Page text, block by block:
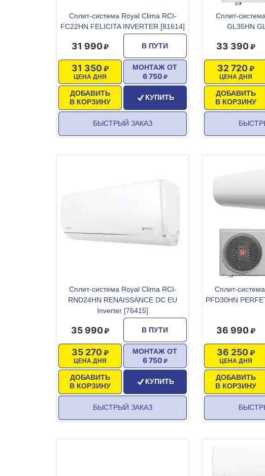
Сплит-система Royal Clima RCI-
FC22HN FELICITA INVERTER [81614]
В ПУТИ
31 990
ЦЕНА ДНЯ
31 350
ДОБАВИТЬ
В КОРЗИНУ
МОНТАЖ ОТ
6 750
КУПИТЬ
БЫСТРЫЙ ЗАКАЗ
Сплит-
GL35HN
33 390
ЦЕНА ДНЯ
32 720
ДОБАВИТЬ
В КОРЗИНУ
Сплит-система Royal Clima RCI-
RND24HN RENAISSANCE DC EU
Inverter [76415]
В ПУТИ
35 990
ЦЕНА ДНЯ
35 270
ДОБАВИТЬ
В КОРЗИНУ
МОНТАЖ ОТ
6 750
КУПИТЬ
БЫСТРЫЙ ЗАКАЗ
Сплит-
PFD30HN
36 990
ЦЕНА ДНЯ
36 250
ДОБАВИТЬ
В КОРЗИНУ